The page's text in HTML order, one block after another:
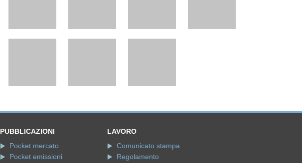
PUBBLICAZIONI
Pocket mercato
Pocket emissioni
LAVORO
Comunicato stampa
Regolamento